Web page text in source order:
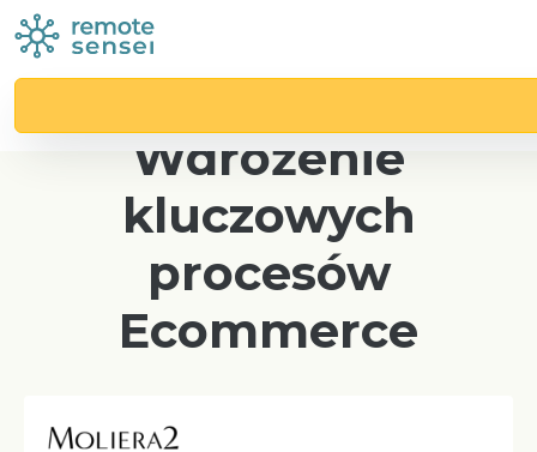
Wdrożenie
kluczowych
procesów
Ecommerce